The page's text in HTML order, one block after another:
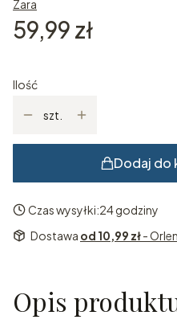
Zara
Cena
59,99 zł
Ilość
szt.
Dodaj do
Czas wysyłki:24 godziny
Dostawa od 10,99 zł-
Opis